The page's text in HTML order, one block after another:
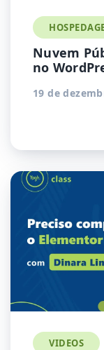
Nuvem
no
19 de
VIDEOS